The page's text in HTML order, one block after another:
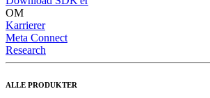
OM
Karrierer
Meta Connect
Research
ALLE PRODUKTER